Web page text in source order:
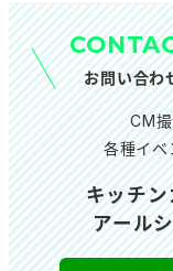
ブ
お問い合わ
CM撮
各種イベ
キッチン
アール